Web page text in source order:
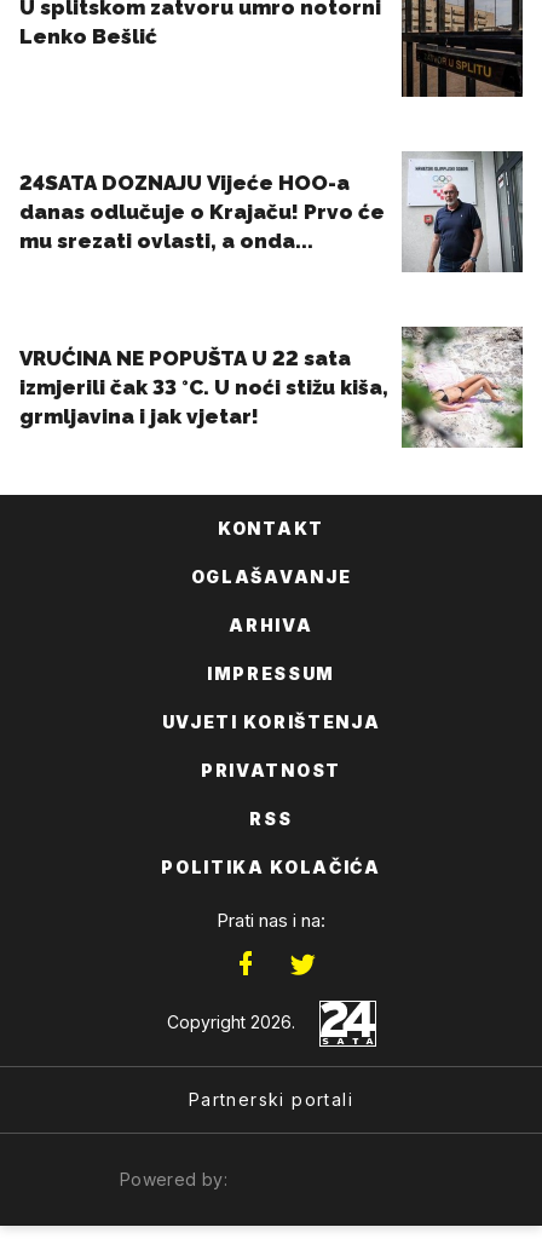
KONTAKT
OGLAŠAVANJE
ARHIVA
IMPRESSUM
UVJETI KORIŠTENJA
PRIVATNOST
RSS
POLITIKA KOLAČIĆA
Prati nas i na:
Copyright 2026.
Partnerski portali
Powered by: